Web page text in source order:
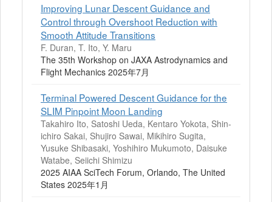
Improving Lunar Descent Guidance and
Control through Overshoot Reduction with
Smooth Attitude Transitions
F. Duran, T. Ito, Y. Maru
The 35th Workshop on JAXA Astrodynamics and
Flight Mechanics 2025年7月
Terminal Powered Descent Guidance for the
SLIM Pinpoint Moon Landing
Takahiro Ito, Satoshi Ueda, Kentaro Yokota, Shin-
ichiro Sakai, Shujiro Sawai, Mikihiro Sugita,
Yusuke Shibasaki, Yoshihiro Mukumoto, Daisuke
Watabe, Seiichi Shimizu
2025 AIAA SciTech Forum, Orlando, The United
States 2025年1月